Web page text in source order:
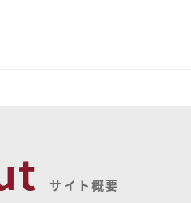
サイト概要